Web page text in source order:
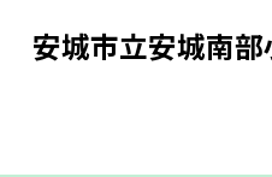
安城市立安城南